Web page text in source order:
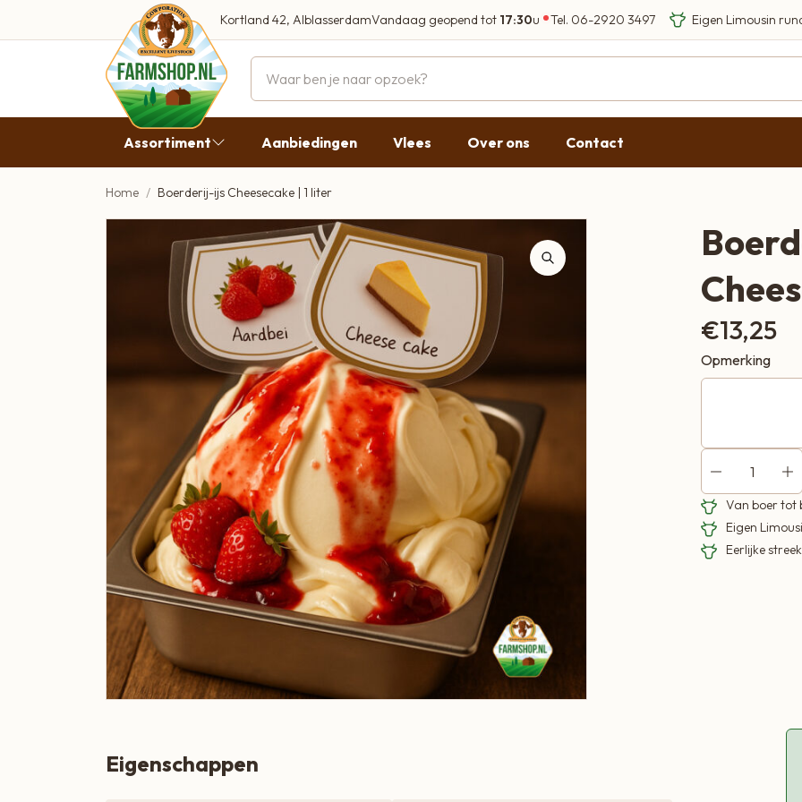
Kortland 42, AlblasserdamVandaag geopend tot 17:30u
Woensdag 09:00 - 17:30
Vrijdag 09:00 - 18:00
Zaterdag 09:00 - 17:30
Zondag
Tel. 06-2920 3497
Eigen Limousin
Eerlijke
Assortiment
Broodbeleg & Worst
Boeren Zuivel
Boeren Roomijs
Boeren Kaas
Cadeau
Dranken
Groente & Fruit
Koken, Bakken & Maaltijden
Lifestyle
Snacks & Borrel
Aanbiedingen Vlees Over ons Contact
Home Boerderij-ijs Cheesecake | 1 liter
€13,25
Opmerking
Van boer tot
Eigen
Eerlijke
Eigenschappen